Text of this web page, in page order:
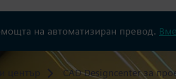
на автоматизиран превод.
център CAD Designcenter за